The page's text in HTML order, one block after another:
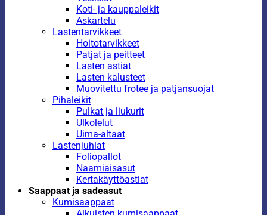
Koti- ja kauppaleikit
Askartelu
Lastentarvikkeet
Hoitotarvikkeet
Patjat ja peitteet
Lasten astiat
Lasten kalusteet
Muovitettu frotee ja patjansuojat
Pihaleikit
Pulkat ja liukurit
Ulkolelut
Uima-altaat
Lastenjuhlat
Foliopallot
Naamiaisasut
Kertakäyttöastiat
Saappaat ja sadeasut
Kumisaappaat